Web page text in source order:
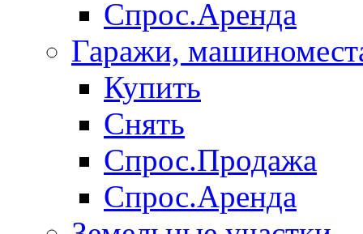
Спрос.Аренда
Гаражи,
Купить
Снять
Спрос.Продажа
Спрос.Аренда